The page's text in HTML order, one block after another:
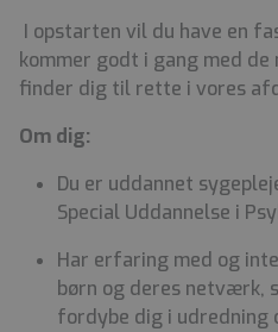
I opstarten vil du have en
kommer godt i gang med
finder dig til rette i vores
Om dig:
Du er uddannet
Special Uddannelse i
Har erfaring med og
børn og deres netværk,
fordybe dig i udredning